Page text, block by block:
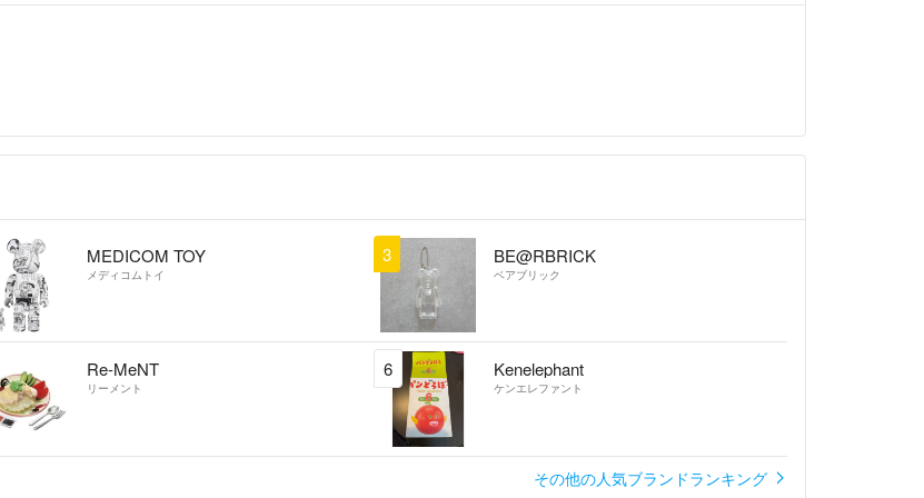
MEDICOM TOY
メディコムトイ
3 BE@RBRICK
ベアブリック
Re-MeNT
リーメント
6 Kenelephant
ケンエレファント
その他の人気ブランドランキング